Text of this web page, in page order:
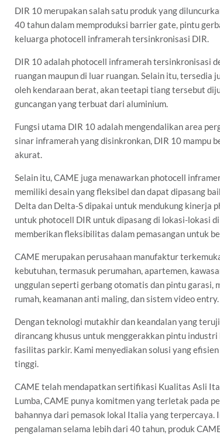
DIR 10 merupakan salah satu produk yang
40 tahun dalam memproduksi barrier gate, pintu
keluarga photocell inframerah tersinkronisasi DIR.
DIR 10 adalah photocell inframerah tersinkronisasi
ruangan maupun di luar ruangan. Selain itu, tersedia
oleh kendaraan berat, akan teetapi tiang tersebut
guncangan yang terbuat dari aluminium.
Fungsi utama DIR 10 adalah mengendalikan area
sinar inframerah yang disinkronkan, DIR 10 mampu
akurat.
Selain itu, CAME juga menawarkan photocell
memiliki desain yang fleksibel dan dapat dipasang
Delta dan Delta-S dipakai untuk mendukung kinerja
untuk photocell DIR untuk dipasang di lokasi-lokasi
memberikan fleksibilitas dalam pemasangan untuk
CAME merupakan perusahaan manufaktur
kebutuhan, termasuk perumahan, apartemen,
unggulan seperti gerbang otomatis dan pintu
rumah, keamanan anti maling, dan sistem video entry.
Dengan teknologi mutakhir dan keandalan yang
dirancang khusus untuk menggerakkan pintu
fasilitas parkir. Kami menyediakan solusi yang
tinggi.
CAME telah mendapatkan sertifikasi Kualitas Asli
Lumba, CAME punya komitmen yang terletak pada
bahannya dari pemasok lokal Italia yang terpercaya.
pengalaman selama lebih dari 40 tahun, produk